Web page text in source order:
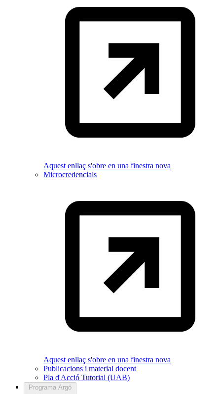
Aquest enllaç s'obre en una finestra nova
Microcredencials
Aquest enllaç s'obre en una finestra nova
Publicacions i material docent
Pla d'Acció Tutorial (UAB)
Programa Argó